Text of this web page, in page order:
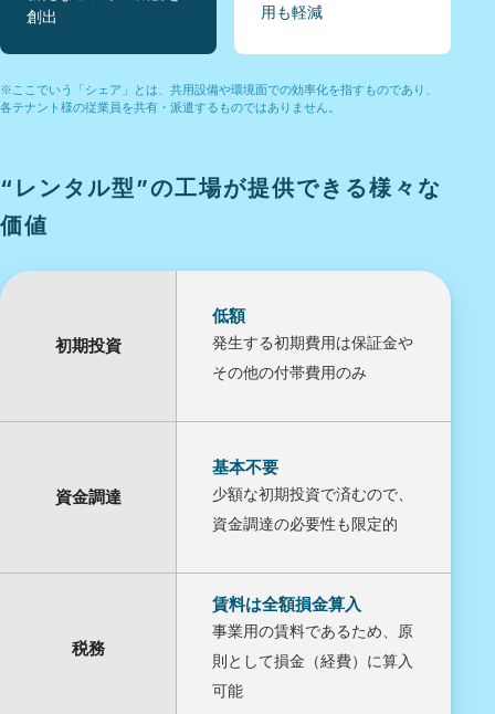
創出
用も軽減
※ここでいう「シェア」とは、共用設備や環境面での効率化を指すものであり、
各テナント様の従業員を共有・派遣するものではありません。
“レンタル型”の工場が提供できる様々な
価値
初期投資
低額
発生する初期費用は保証金や
その他の付帯費用のみ
資金調達
基本不要
少額な初期投資で済むので、
資金調達の必要性も限定的
税務
賃料は全額損金算入
事業用の賃料であるため、原
則として損金（経費）に算入
可能